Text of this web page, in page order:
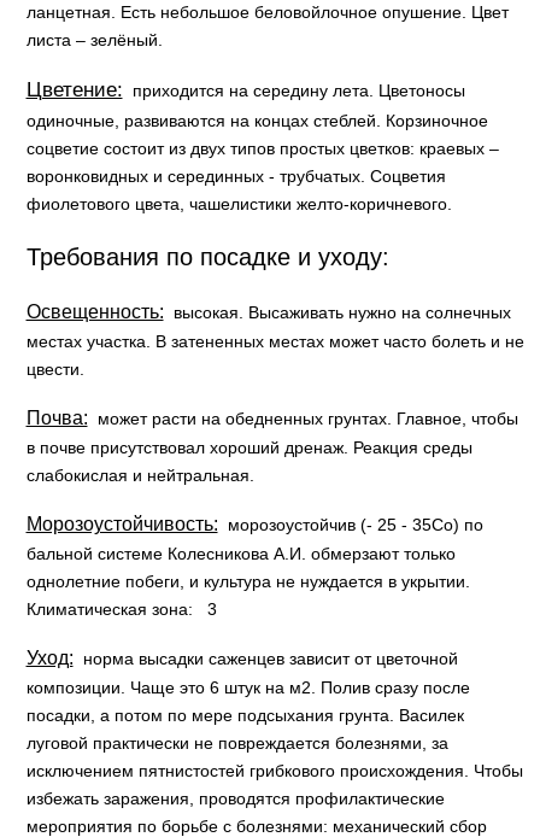
ланцетная. Есть небольшое беловойлочное опушение. Цвет
листа – зелёный.
Цветение: приходится на середину лета. Цветоносы
одиночные, развиваются на концах стеблей. Корзиночное
соцветие состоит из двух типов простых цветков: краевых –
воронковидных и серединных - трубчатых. Соцветия
фиолетового цвета, чашелистики желто-коричневого.
Требования по посадке и уходу:
Освещенность: высокая. Высаживать нужно на солнечных
местах участка. В затененных местах может часто болеть и не
цвести.
Почва: может расти на обедненных грунтах. Главное, чтобы
в почве присутствовал хороший дренаж. Реакция среды
слабокислая и нейтральная.
Морозоустойчивость: морозоустойчив (- 25 - 35Со) по
бальной системе Колесникова А.И. обмерзают только
однолетние побеги, и культура не нуждается в укрытии.
Климатическая зона: 3
Уход: норма высадки саженцев зависит от цветочной
композиции. Чаще это 6 штук на м2. Полив сразу после
посадки, а потом по мере подсыхания грунта. Василек
луговой практически не повреждается болезнями, за
исключением пятнистостей грибкового происхождения. Чтобы
избежать заражения, проводятся профилактические
мероприятия по борьбе с болезнями: механический сбор